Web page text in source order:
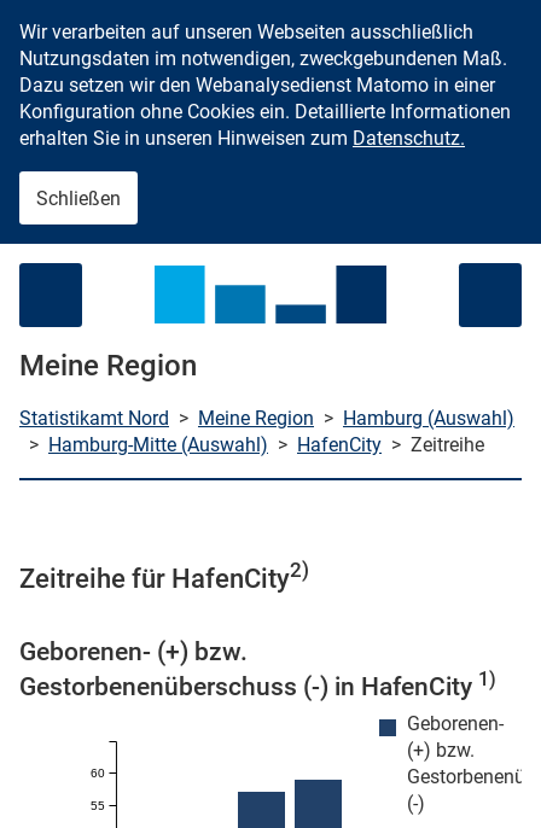
Zum Inhalt springen
Wir verarbeiten auf unseren Webseiten ausschließlich
Nutzungsdaten im notwendigen, zweckgebundenen Maß.
Dazu setzen wir den Webanalysedienst Matomo in einer
Konfiguration ohne Cookies ein. Detaillierte Informationen
erhalten Sie in unseren Hinweisen zum Datenschutz.
Schließen
Meine Region
Statistikamt Nord > Meine Region > Hamburg (Auswahl)
> Hamburg-Mitte (Auswahl) > HafenCity > Zeitreihe
Zeitreihe für HafenCity2)
Geborenen- (+) bzw.
Gestorbenenüberschuss (-) in HafenCity 1)
Geborenen-
(+) bzw.
(-)
55
60